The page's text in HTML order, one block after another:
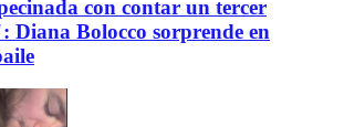
con contar un tercer
Diana Bolocco sorprende en